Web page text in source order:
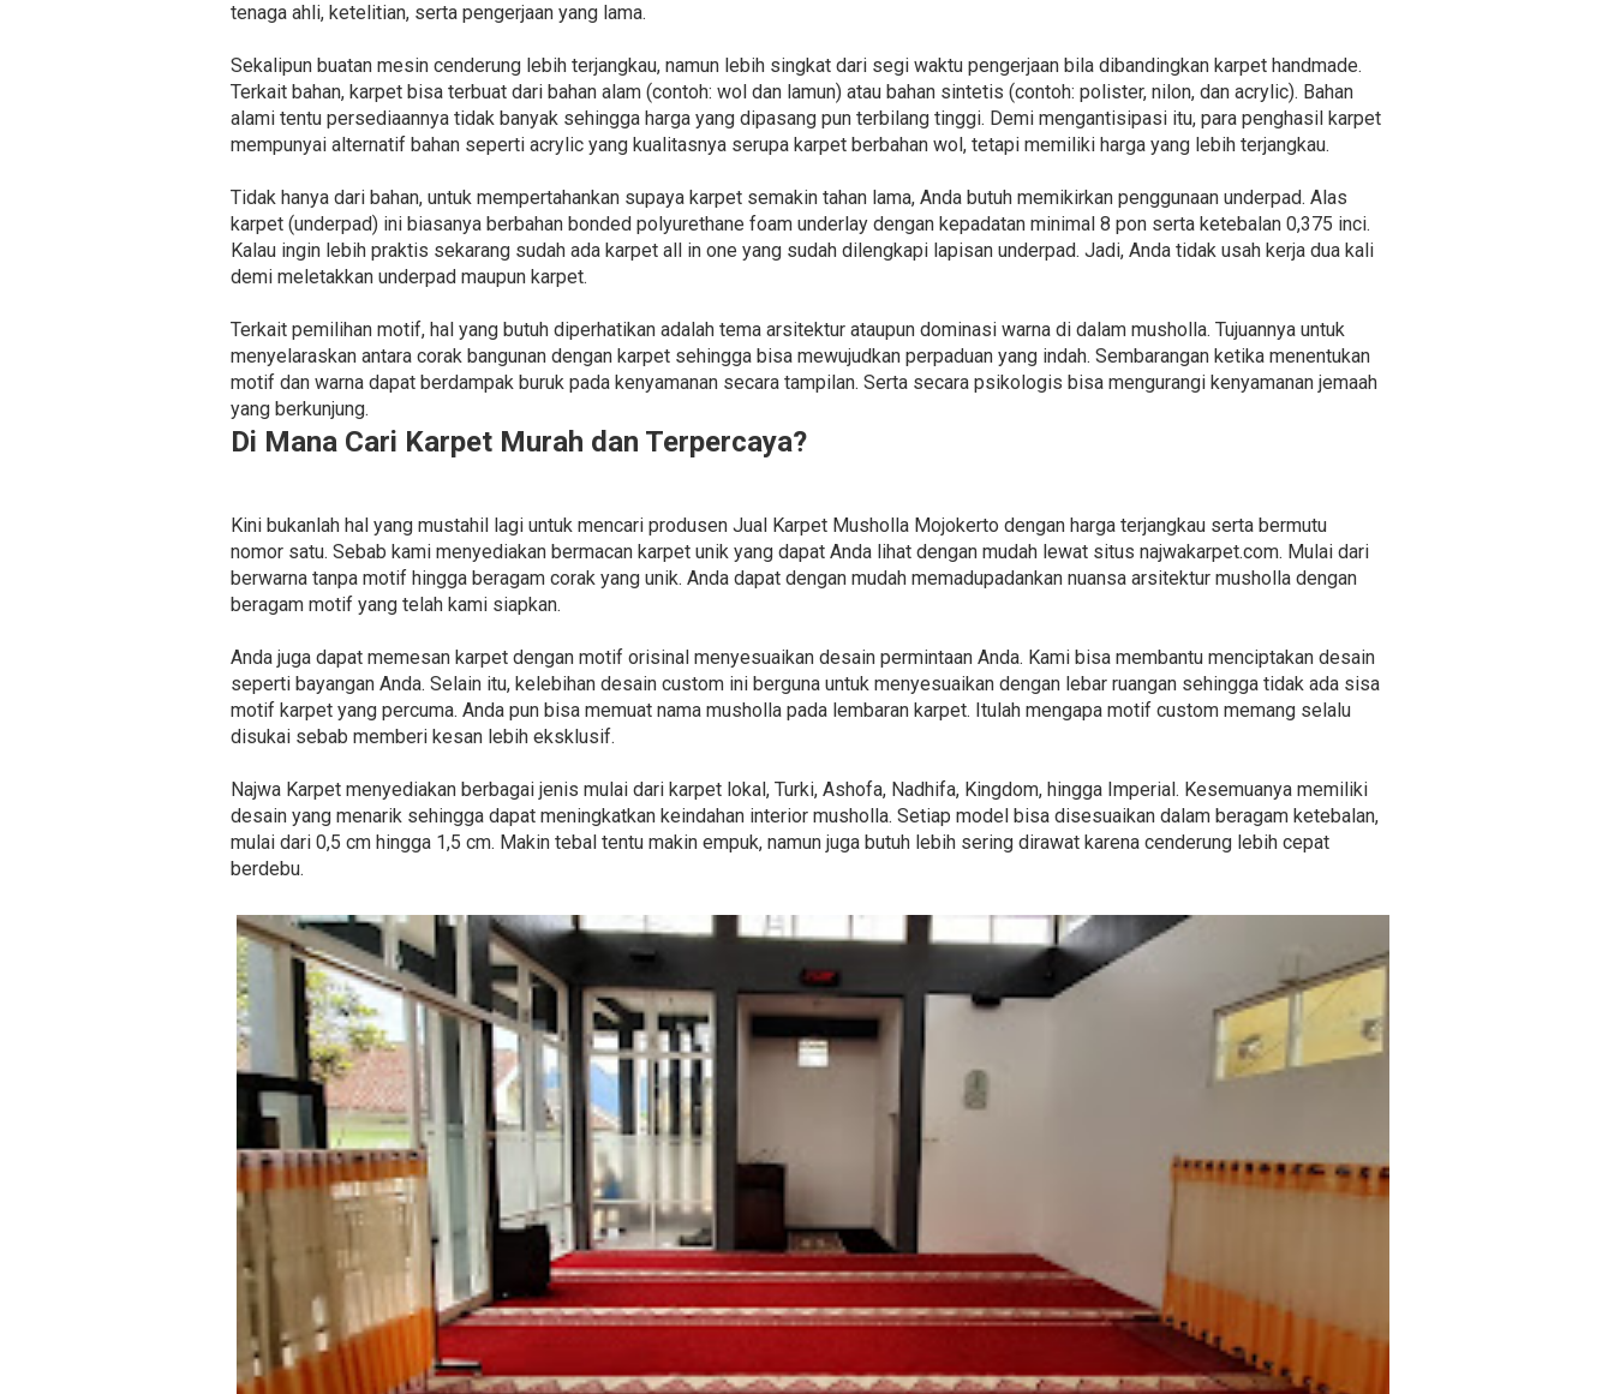
tenaga ahli, ketelitian, serta pengerjaan yang lama.
Sekalipun buatan mesin cenderung lebih terjangkau, namun lebih singkat dari segi waktu pengerjaan bila dibandingkan karpet handmade.
Terkait bahan, karpet bisa terbuat dari bahan alam (contoh: wol dan lamun) atau bahan sintetis (contoh: polister, nilon, dan acrylic). Bahan
alami tentu persediaannya tidak banyak sehingga harga yang dipasang pun terbilang tinggi. Demi mengantisipasi itu, para penghasil karpet
mempunyai alternatif bahan seperti acrylic yang kualitasnya serupa karpet berbahan wol, tetapi memiliki harga yang lebih terjangkau.
Tidak hanya dari bahan, untuk mempertahankan supaya karpet semakin tahan lama, Anda butuh memikirkan penggunaan underpad. Alas
karpet (underpad) ini biasanya berbahan bonded polyurethane foam underlay dengan kepadatan minimal 8 pon serta ketebalan 0,375 inci.
Kalau ingin lebih praktis sekarang sudah ada karpet all in one yang sudah dilengkapi lapisan underpad. Jadi, Anda tidak usah kerja dua kali
demi meletakkan underpad maupun karpet.
Terkait pemilihan motif, hal yang butuh diperhatikan adalah tema arsitektur ataupun dominasi warna di dalam musholla. Tujuannya untuk
menyelaraskan antara corak bangunan dengan karpet sehingga bisa mewujudkan perpaduan yang indah. Sembarangan ketika menentukan
motif dan warna dapat berdampak buruk pada kenyamanan secara tampilan. Serta secara psikologis bisa mengurangi kenyamanan jemaah
yang berkunjung.
Di Mana Cari Karpet Murah dan Terpercaya?
Kini bukanlah hal yang mustahil lagi untuk mencari produsen Jual Karpet Musholla Mojokerto dengan harga terjangkau serta bermutu
nomor satu. Sebab kami menyediakan bermacan karpet unik yang dapat Anda lihat dengan mudah lewat situs najwakarpet.com. Mulai dari
berwarna tanpa motif hingga beragam corak yang unik. Anda dapat dengan mudah memadupadankan nuansa arsitektur musholla dengan
beragam motif yang telah kami siapkan.
Anda juga dapat memesan karpet dengan motif orisinal menyesuaikan desain permintaan Anda. Kami bisa membantu menciptakan desain
seperti bayangan Anda. Selain itu, kelebihan desain custom ini berguna untuk menyesuaikan dengan lebar ruangan sehingga tidak ada sisa
motif karpet yang percuma. Anda pun bisa memuat nama musholla pada lembaran karpet. Itulah mengapa motif custom memang selalu
disukai sebab memberi kesan lebih eksklusif.
Najwa Karpet menyediakan berbagai jenis mulai dari karpet lokal, Turki, Ashofa, Nadhifa, Kingdom, hingga Imperial. Kesemuanya memiliki
desain yang menarik sehingga dapat meningkatkan keindahan interior musholla. Setiap model bisa disesuaikan dalam beragam ketebalan,
mulai dari 0,5 cm hingga 1,5 cm. Makin tebal tentu makin empuk, namun juga butuh lebih sering dirawat karena cenderung lebih cepat
berdebu.